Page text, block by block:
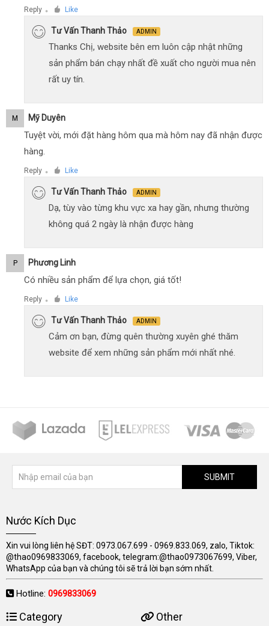
Reply ● Like
Tư Vấn Thanh Thảo ADMIN
Thanks Chị, website bên em luôn cập nhật những
sản phẩm bán chạy nhất đề xuất cho người mua nên
rất uy tín.
M Mỹ Duyên
Tuyệt vời, mới đặt hàng hôm qua mà hôm nay đã nhận được
hàng.
Reply ● Like
Tư Vấn Thanh Thảo ADMIN
Dạ, tùy vào từng khu vực xa hay gần, nhưng thường
không quá 2 ngày là nhận được hàng
P Phương Linh
Có nhiều sản phẩm để lựa chọn, giá tốt!
Reply ● Like
Tư Vấn Thanh Thảo ADMIN
Cảm ơn bạn, đừng quên thường xuyên ghé thăm
website để xem những sản phẩm mới nhất nhé.
SUBMIT
Nước Kích Dục
Xin vui lòng liên hệ SĐT: 0973.067.699 - 0969.833.069, zalo, Tiktok:
@thao0969833069, facebook, telegram:@thao0973067699, Viber,
WhatsApp của bạn và chúng tôi sẽ trả lời bạn sớm nhất.
Hotline: 0969833069
Category Other